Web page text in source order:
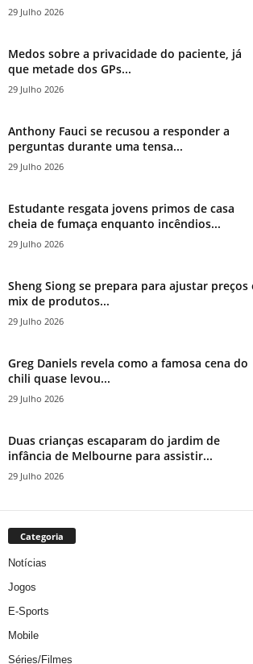
29 Julho 2026
Medos sobre a privacidade do paciente, já
que metade dos GPs...
29 Julho 2026
Anthony Fauci se recusou a responder a
perguntas durante uma tensa...
29 Julho 2026
Estudante resgata jovens primos de casa
cheia de fumaça enquanto incêndios...
29 Julho 2026
Sheng Siong se prepara para ajustar preços
mix de produtos...
29 Julho 2026
Greg Daniels revela como a famosa cena do
chili quase levou...
29 Julho 2026
Duas crianças escaparam do jardim de
infância de Melbourne para assistir...
29 Julho 2026
Categoria
Notícias
Jogos
E-Sports
Mobile
Séries/Filmes